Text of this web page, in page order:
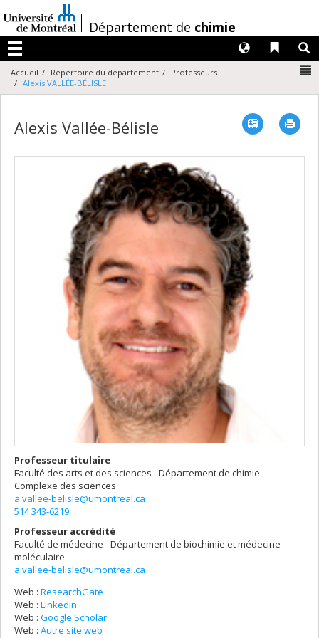
au
contenu
/Département de chimie
Menu
Liens
Langues
Accueil Répertoire du département
Professeurs
Alexis VALLÉE-BÉLISLE
Alexis Vallée-Bélisle Vcard
Professeur titulaire
Faculté des arts et des sciences - Département de chimie
Complexe des sciences
a.vallee-belisle@umontreal.ca
514 343-6219
Professeur accrédité
Faculté de médecine - Département de biochimie et médecine
moléculaire
a.vallee-belisle@umontreal.ca
Web : ResearchGate
Web : LinkedIn
Web : Google Scholar
Web : Autre site web